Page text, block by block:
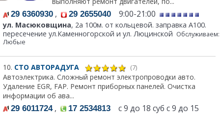
29 6360930 , 29 2655040 9:00-21:00
ул. Масюковщина, 2а 100м. от кольцевой. заправка А100.
пересечение ул.Каменногорской и ул. Люцинской Обслуживаем:
Любые
10. СТО АВТОРАДУГА (7)
Автоэлектрика. Сложный ремонт электропроводки авто.
Удаление EGR, FAP. Ремонт приборных панелей. Очистка
информации об ава...
29 6011724, 17 2534813 с 9 до 18 суб с 9 до 15